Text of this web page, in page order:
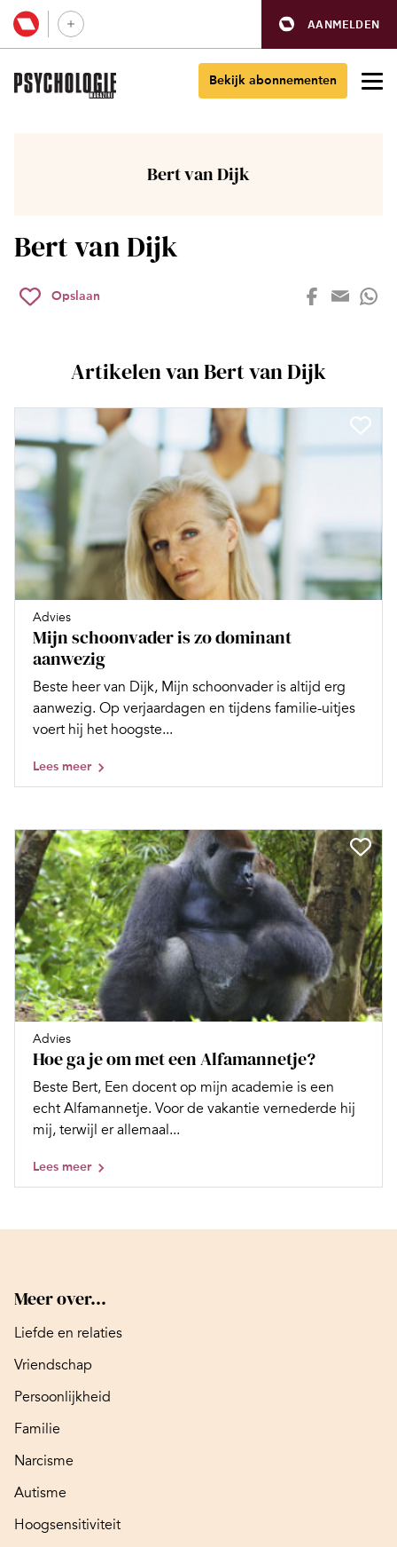
AANMELDEN
Bekijk abonnementen
Bert van Dijk
Bert van Dijk
Opslaan
Artikelen van Bert van Dijk
Advies
Mijn schoonvader is zo dominant
aanwezig
Beste heer van Dijk, Mijn schoonvader is altijd erg
aanwezig. Op verjaardagen en tijdens familie-uitjes
voert hij het hoogste...
Lees meer
Advies
Hoe ga je om met een Alfamannetje?
Beste Bert, Een docent op mijn academie is een
echt Alfamannetje. Voor de vakantie vernederde hij
mij, terwijl er allemaal...
Lees meer
Meer over...
Liefde en relaties
Vriendschap
Persoonlijkheid
Familie
Narcisme
Autisme
Hoogsensitiviteit